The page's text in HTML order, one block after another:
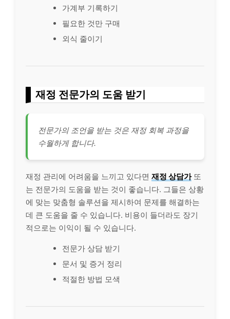
가계부 기록하기
필요한 것만 구매
외식 줄이기
재정 전문가의 도움 받기
전문가의 조언을 받는 것은 재정 회복 과정을
수월하게 합니다.
재정 관리에 어려움을 느끼고 있다면 재정 상담가또
는 전문가의 도움을 받는 것이 좋습니다. 그들은 상황
에 맞는 맞춤형 솔루션을 제시하여 문제를 해결하는
데 큰 도움을 줄 수 있습니다. 비용이 들더라도 장기
적으로는 이익이 될 수 있습니다.
전문가 상담 받기
문서 및 증거 정리
적절한 방법 모색